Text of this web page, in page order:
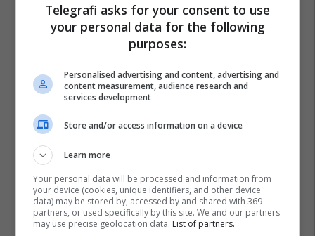
Telegrafi asks for your consent to use
your personal data for the following
purposes:
Personalised advertising and content, advertising and
content measurement, audience research and
services development
Store and/or access information on a device
Learn more
Your personal data will be processed and information from
your device (cookies, unique identifiers, and other device
data) may be stored by, accessed by and shared with 369
partners, or used specifically by this site. We and our partners
may use precise geolocation data. List of partners.